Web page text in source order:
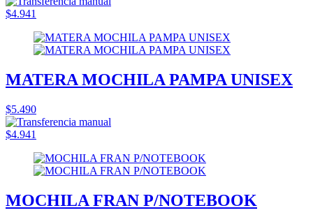
$4.941
MATERA MOCHILA PAMPA UNISEX
$5.490
$4.941
MOCHILA FRAN P/NOTEBOOK